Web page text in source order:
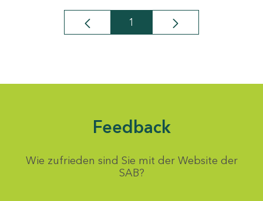
Seite
1
Feedback
Wie zufrieden sind Sie mit der Website der
SAB?